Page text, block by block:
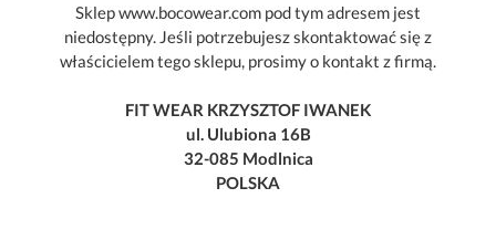
Sklep www.bocowear.com pod tym adresem jest
niedostępny. Jeśli potrzebujesz skontaktować się z
właścicielem tego sklepu, prosimy o kontakt z firmą.
FIT WEAR KRZYSZTOF IWANEK
ul. Ulubiona 16B
32-085 Modlnica
POLSKA